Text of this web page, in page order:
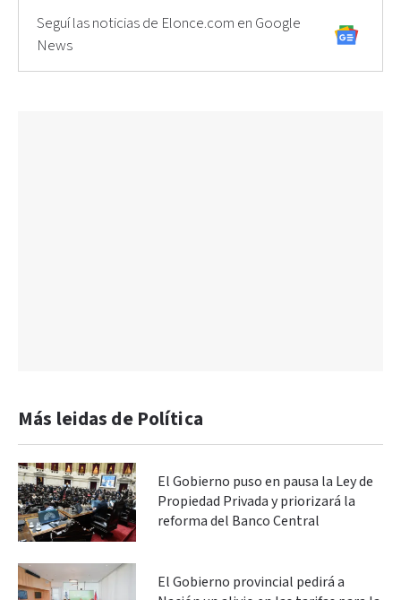
Seguí las noticias de Elonce.com en Google
News
Más leidas de Política
El Gobierno puso en pausa la Ley de
Propiedad Privada y priorizará la
reforma del Banco Central
El Gobierno provincial pedirá a